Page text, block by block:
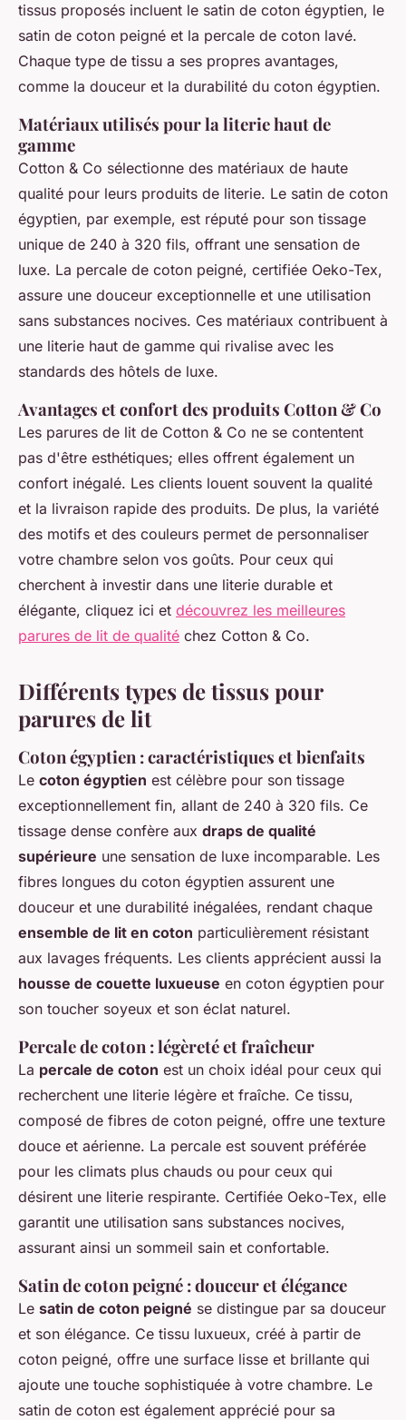
tissus proposés incluent le satin de coton égyptien, le
satin de coton peigné et la percale de coton lavé.
Chaque type de tissu a ses propres avantages,
comme la douceur et la durabilité du coton égyptien.
Matériaux utilisés pour la literie haut de
gamme
Cotton & Co sélectionne des matériaux de haute
qualité pour leurs produits de literie. Le satin de coton
égyptien, par exemple, est réputé pour son tissage
unique de 240 à 320 fils, offrant une sensation de
luxe. La percale de coton peigné, certifiée Oeko-Tex,
assure une douceur exceptionnelle et une utilisation
sans substances nocives. Ces matériaux contribuent à
une literie haut de gamme qui rivalise avec les
standards des hôtels de luxe.
Avantages et confort des produits Cotton & Co
Les parures de lit de Cotton & Co ne se contentent
pas d'être esthétiques; elles offrent également un
confort inégalé. Les clients louent souvent la qualité
et la livraison rapide des produits. De plus, la variété
des motifs et des couleurs permet de personnaliser
votre chambre selon vos goûts. Pour ceux qui
cherchent à investir dans une literie durable et
élégante, cliquez ici et découvrez les meilleures
parures de lit de qualité chez Cotton & Co.
Différents types de tissus pour
parures de lit
Coton égyptien : caractéristiques et bienfaits
Le coton égyptien est célèbre pour son tissage
exceptionnellement fin, allant de 240 à 320 fils. Ce
tissage dense confère aux draps de qualité
supérieure une sensation de luxe incomparable. Les
fibres longues du coton égyptien assurent une
douceur et une durabilité inégalées, rendant chaque
ensemble de lit en coton particulièrement résistant
aux lavages fréquents. Les clients apprécient aussi la
housse de couette luxueuse en coton égyptien pour
son toucher soyeux et son éclat naturel.
Percale de coton : légèreté et fraîcheur
La percale de coton est un choix idéal pour ceux qui
recherchent une literie légère et fraîche. Ce tissu,
composé de fibres de coton peigné, offre une texture
douce et aérienne. La percale est souvent préférée
pour les climats plus chauds ou pour ceux qui
désirent une literie respirante. Certifiée Oeko-Tex, elle
garantit une utilisation sans substances nocives,
assurant ainsi un sommeil sain et confortable.
Satin de coton peigné : douceur et élégance
Le satin de coton peigné se distingue par sa douceur
et son élégance. Ce tissu luxueux, créé à partir de
coton peigné, offre une surface lisse et brillante qui
ajoute une touche sophistiquée à votre chambre. Le
satin de coton est également apprécié pour sa